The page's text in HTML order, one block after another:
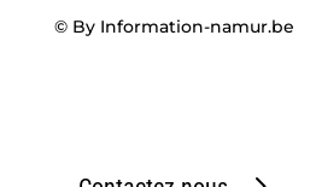
© By Information-namur.be